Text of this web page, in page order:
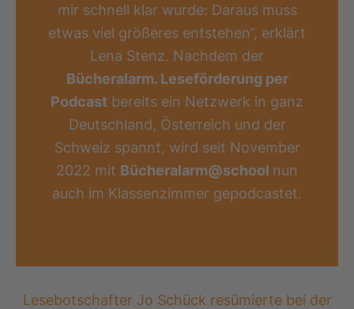
mir schnell klar wurde: Daraus muss
etwas viel größeres entstehen“, erklärt
Lena Stenz. Nachdem der
Bücheralarm. Leseförderung per
Podcast bereits ein Netzwerk in ganz
Deutschland, Österreich und der
Schweiz spannt, wird seit November
2022 mit Bücheralarm@school nun
auch im Klassenzimmer gepodcastet.
Lesebotschafter Jo Schück resümierte bei der